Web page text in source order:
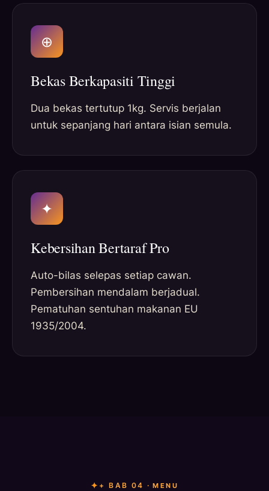
⊕
Bekas Berkapasiti Tinggi
Dua bekas tertutup 1kg. Servis berjalan
untuk sepanjang hari antara isian semula.
✦
Kebersihan Bertaraf Pro
Auto-bilas selepas setiap cawan.
Pembersihan mendalam berjadual.
Pematuhan sentuhan makanan EU
1935/2004.
+ BAB 04 · MENU